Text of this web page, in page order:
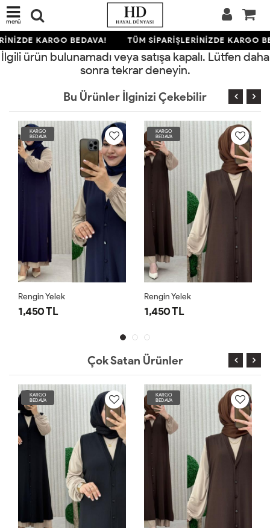
menü
KARGO BEDAVA! TÜM SİPARİŞLERİNİZDE KARGO
İlgili ürün bulunamadı veya satışa kapalı. Lütfen daha
sonra tekrar deneyin.
Bu Ürünler İlginizi Çekebilir
KARGO
BEDAVA
Rengin Yelek
1,450 TL
KARGO
BEDAVA
Rengin Yelek
1,450 TL
Çok Satan Ürünler
KARGO
BEDAVA
KARGO
BEDAVA